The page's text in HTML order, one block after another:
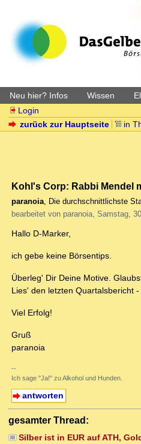
Neu hier? Infos Wissen
Login
zurück zur Hauptseite
in
Kohl's Corp: Rabbi Mendel
paranoia, Die durchschnittlichste
bearbeitet von paranoia, Samstag,
Hallo D-Marker,
ich gebe keine Börsentips.
Überleg' Dir Deine Motive.
Lies' den letzten Quartalsbericht
Viel Erfolg!
Gruß
paranoia
--
Ich sage "Ja!" zu Alkohol und Hunden.
antworten
gesamter Thread:
Silber ist in EUR auf ATH,